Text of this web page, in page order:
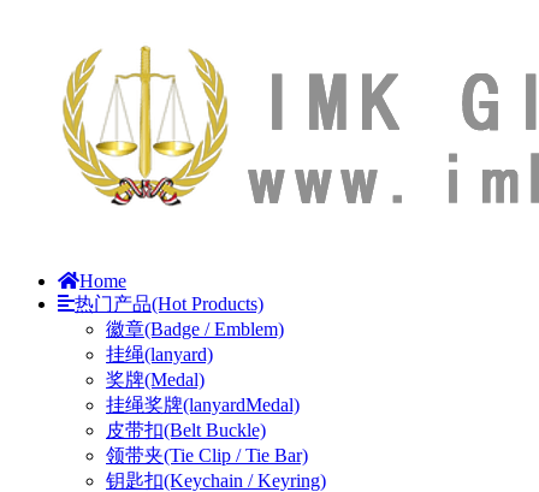
Home
热门产品(Hot Products)
徽章(Badge / Emblem)
挂绳(lanyard)
奖牌(Medal)
挂绳奖牌(lanyardMedal)
皮带扣(Belt Buckle)
领带夹(Tie Clip / Tie Bar)
钥匙扣(Keychain / Keyring)